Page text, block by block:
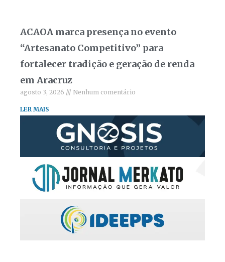
ACAOA marca presença no evento
“Artesanato Competitivo” para
fortalecer tradição e geração de renda
em Aracruz
agosto 3, 2026 Nenhum comentário
LER MAIS